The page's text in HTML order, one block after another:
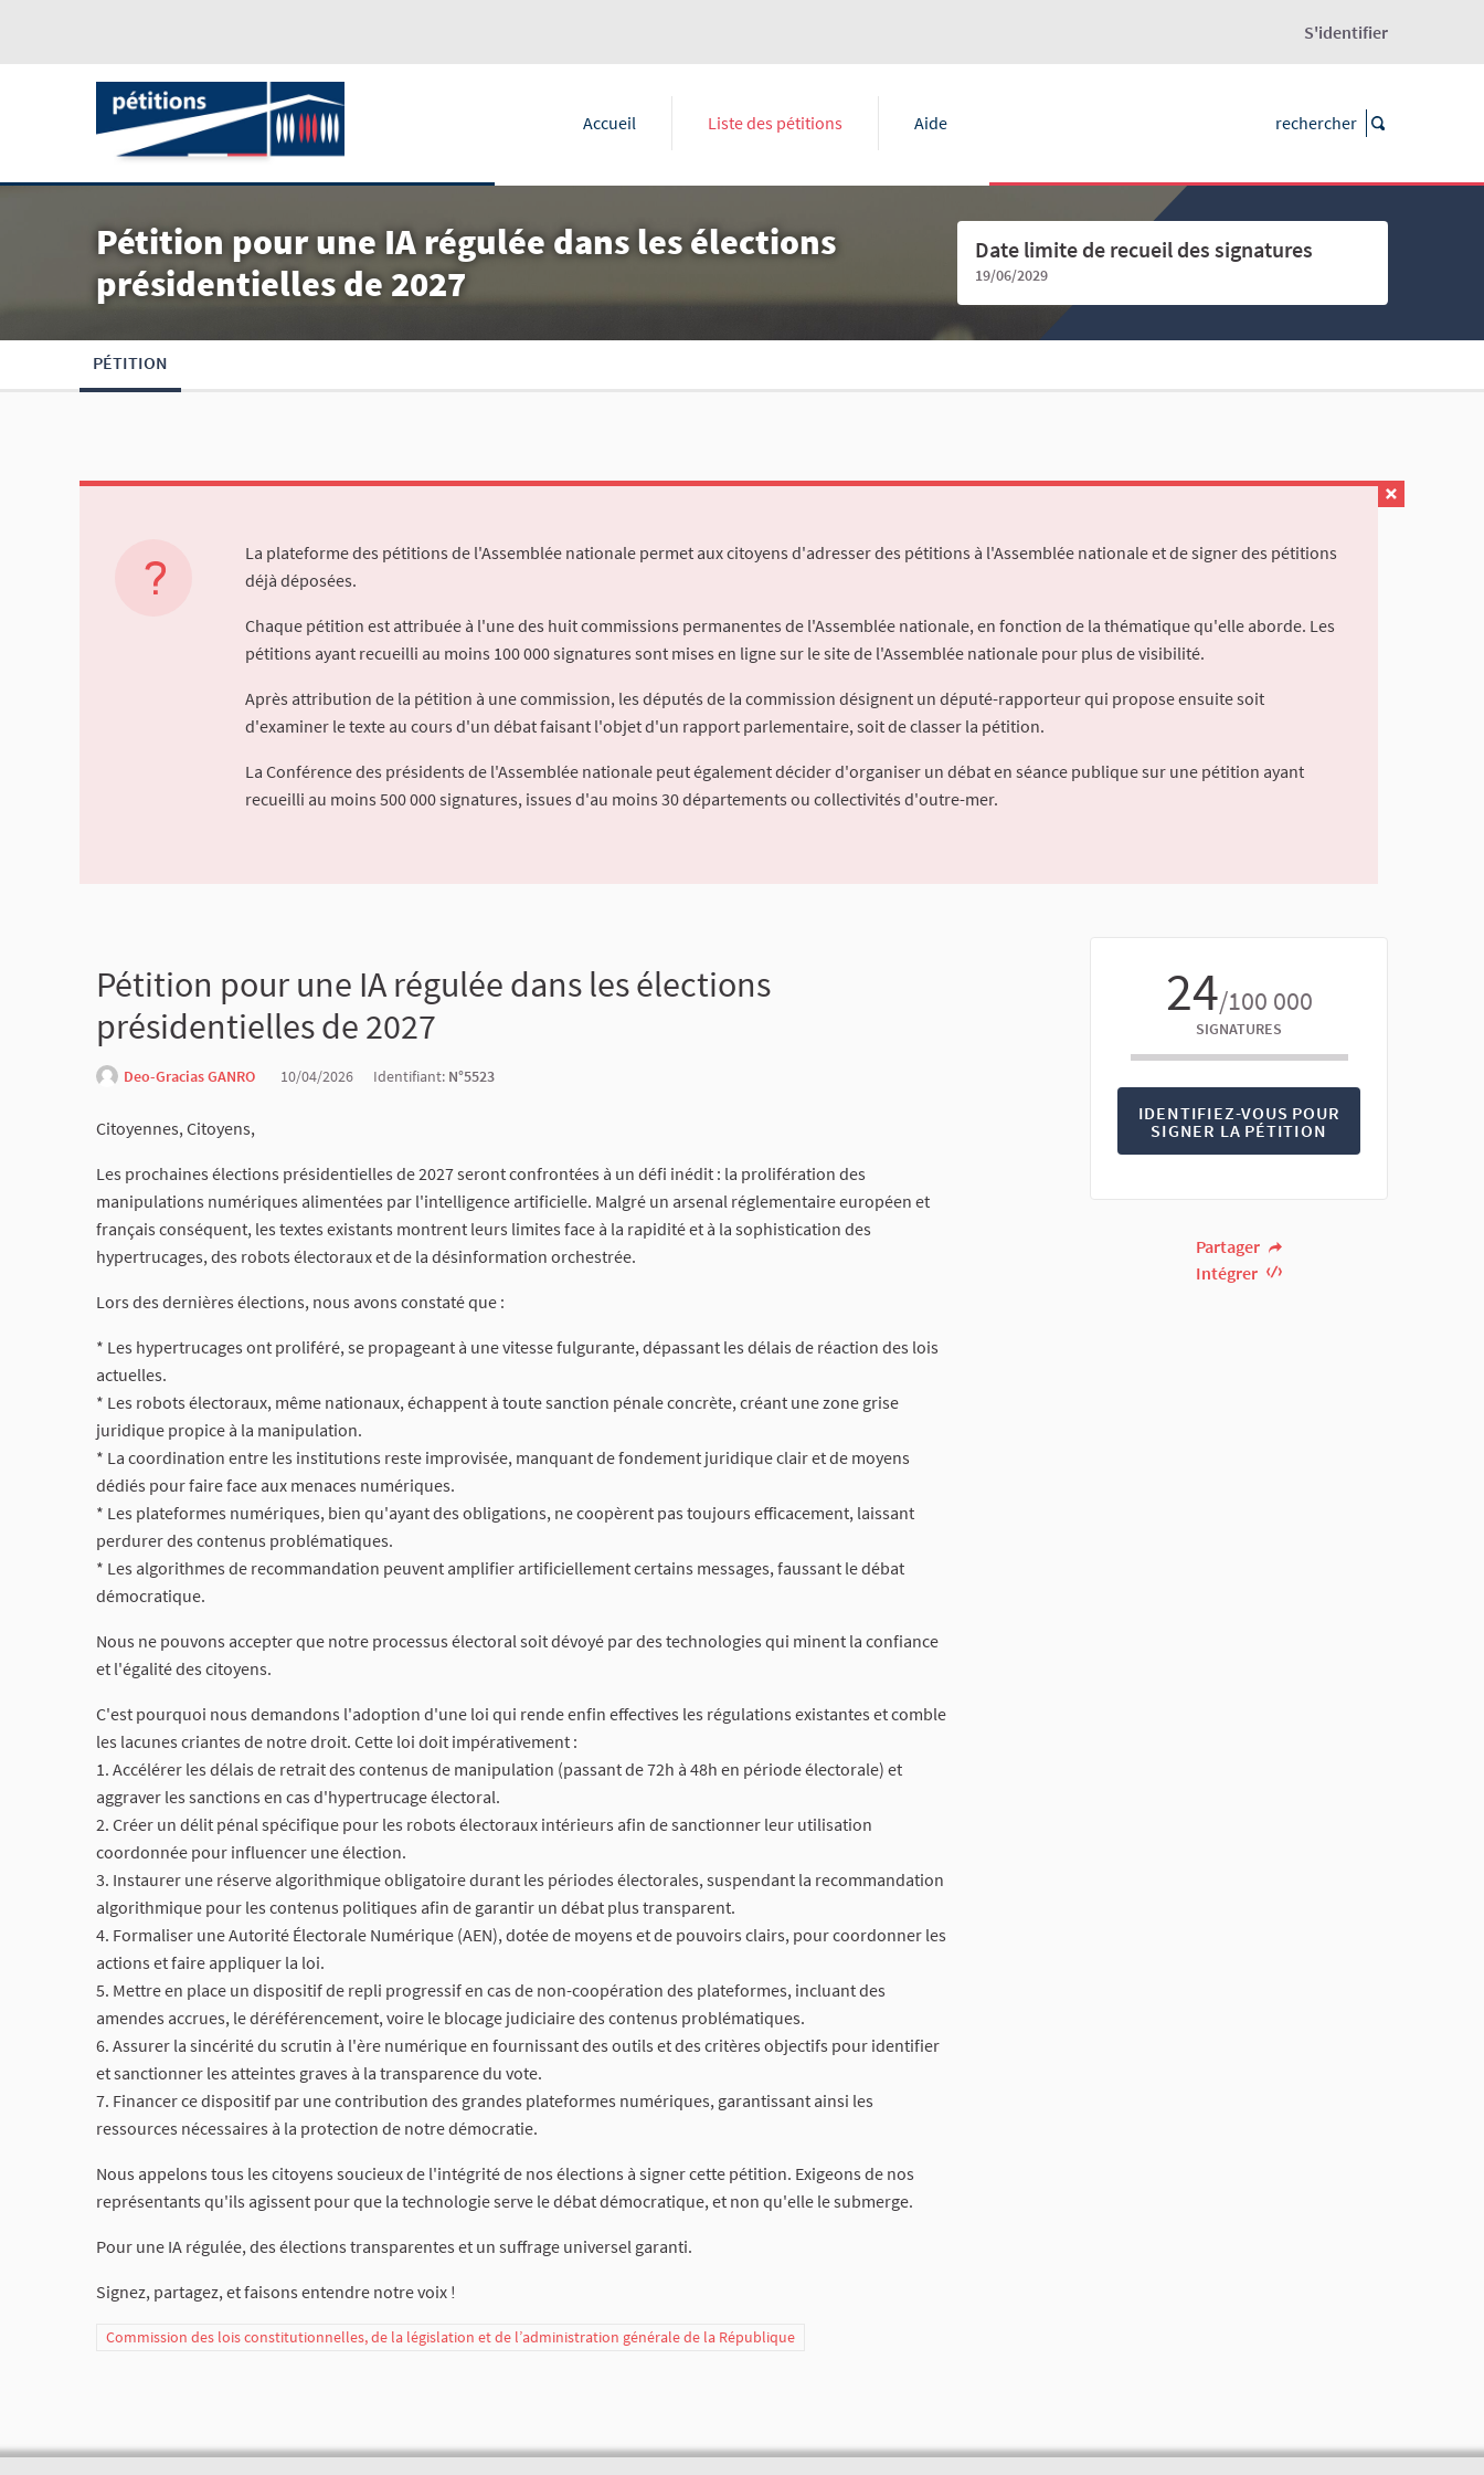
S'identifier
Accueil Liste des pétitions Aide
Pétition pour une IA régulée dans les élections
présidentielles de 2027
Date limite de recueil des signatures
19/06/2029
PÉTITION
La plateforme des pétitions de l'Assemblée nationale permet aux citoyens d'adresser des pétitions à l'Assemblée nationale et de signer des pétitions
déjà déposées.
Chaque pétition est attribuée à l'une des huit commissions permanentes de l'Assemblée nationale, en fonction de la thématique qu'elle aborde. Les
pétitions ayant recueilli au moins 100 000 signatures sont mises en ligne sur le site de l'Assemblée nationale pour plus de visibilité.
Après attribution de la pétition à une commission, les députés de la commission désignent un député-rapporteur qui propose ensuite soit
d'examiner le texte au cours d'un débat faisant l'objet d'un rapport parlementaire, soit de classer la pétition.
La Conférence des présidents de l'Assemblée nationale peut également décider d'organiser un débat en séance publique sur une pétition ayant
recueilli au moins 500 000 signatures, issues d'au moins 30 départements ou collectivités d'outre-mer.
24/100 000
SIGNATURES
IDENTIFIEZ-VOUS POUR
SIGNER LA PÉTITION
Partager
Intégrer
Pétition pour une IA régulée dans les élections
présidentielles de 2027
Deo-Gracias GANRO 10/04/2026 Identifiant: N°5523
Citoyennes, Citoyens,
Les prochaines élections présidentielles de 2027 seront confrontées à un défi inédit : la prolifération des
manipulations numériques alimentées par l'intelligence artificielle. Malgré un arsenal réglementaire européen et
français conséquent, les textes existants montrent leurs limites face à la rapidité et à la sophistication des
hypertrucages, des robots électoraux et de la désinformation orchestrée.
Lors des dernières élections, nous avons constaté que :
* Les hypertrucages ont proliféré, se propageant à une vitesse fulgurante, dépassant les délais de réaction des lois
actuelles.
* Les robots électoraux, même nationaux, échappent à toute sanction pénale concrète, créant une zone grise
juridique propice à la manipulation.
* La coordination entre les institutions reste improvisée, manquant de fondement juridique clair et de moyens
dédiés pour faire face aux menaces numériques.
* Les plateformes numériques, bien qu'ayant des obligations, ne coopèrent pas toujours efficacement, laissant
perdurer des contenus problématiques.
* Les algorithmes de recommandation peuvent amplifier artificiellement certains messages, faussant le débat
démocratique.
Nous ne pouvons accepter que notre processus électoral soit dévoyé par des technologies qui minent la confiance
et l'égalité des citoyens.
C'est pourquoi nous demandons l'adoption d'une loi qui rende enfin effectives les régulations existantes et comble
les lacunes criantes de notre droit. Cette loi doit impérativement :
1. Accélérer les délais de retrait des contenus de manipulation (passant de 72h à 48h en période électorale) et
aggraver les sanctions en cas d'hypertrucage électoral.
2. Créer un délit pénal spécifique pour les robots électoraux intérieurs afin de sanctionner leur utilisation
coordonnée pour influencer une élection.
3. Instaurer une réserve algorithmique obligatoire durant les périodes électorales, suspendant la recommandation
algorithmique pour les contenus politiques afin de garantir un débat plus transparent.
4. Formaliser une Autorité Électorale Numérique (AEN), dotée de moyens et de pouvoirs clairs, pour coordonner les
actions et faire appliquer la loi.
5. Mettre en place un dispositif de repli progressif en cas de non-coopération des plateformes, incluant des
amendes accrues, le déréférencement, voire le blocage judiciaire des contenus problématiques.
6. Assurer la sincérité du scrutin à l'ère numérique en fournissant des outils et des critères objectifs pour identifier
et sanctionner les atteintes graves à la transparence du vote.
7. Financer ce dispositif par une contribution des grandes plateformes numériques, garantissant ainsi les
ressources nécessaires à la protection de notre démocratie.
Nous appelons tous les citoyens soucieux de l'intégrité de nos élections à signer cette pétition. Exigeons de nos
représentants qu'ils agissent pour que la technologie serve le débat démocratique, et non qu'elle le submerge.
Pour une IA régulée, des élections transparentes et un suffrage universel garanti.
Signez, partagez, et faisons entendre notre voix !
Commission des lois constitutionnelles, de la législation et de l’administration générale de la République